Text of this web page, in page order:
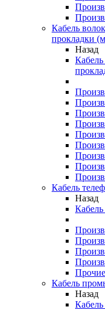
Кабель
прокладки
Назад
Кабель
Назад
Кабель
Назад